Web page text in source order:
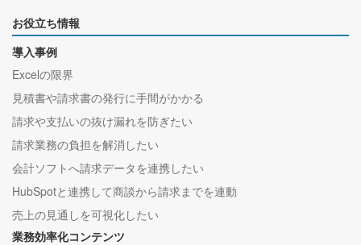
お役立ち情報
導入事例
Excelの限界
見積書や請求書の発行に手間がかかる
請求や支払いの抜け漏れを防ぎたい
請求業務の負担を解消したい
会計ソフトへ請求データを連携したい
HubSpotと連携して商談から請求までを連動
売上の見通しを可視化したい
業務効率化コンテンツ